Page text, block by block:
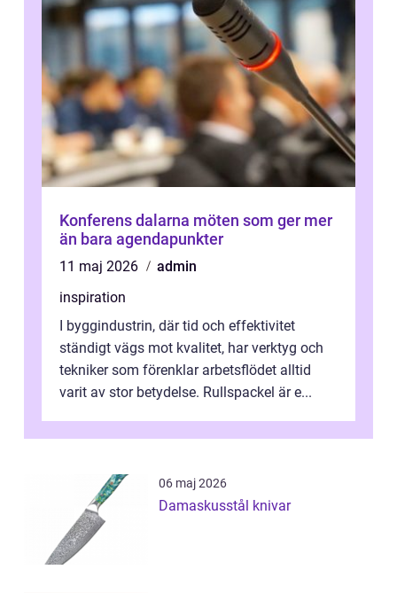
Konferens dalarna möten som ger mer
än bara agendapunkter
11 maj 2026
admin
inspiration
I byggindustrin, där tid och effektivitet
ständigt vägs mot kvalitet, har verktyg och
tekniker som förenklar arbetsflödet alltid
varit av stor betydelse. Rullspackel är e...
06 maj 2026
Damaskusstål knivar